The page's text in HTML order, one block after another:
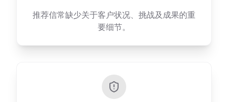
推荐信常缺少关于客户状况、挑战及成果的重
要细节。